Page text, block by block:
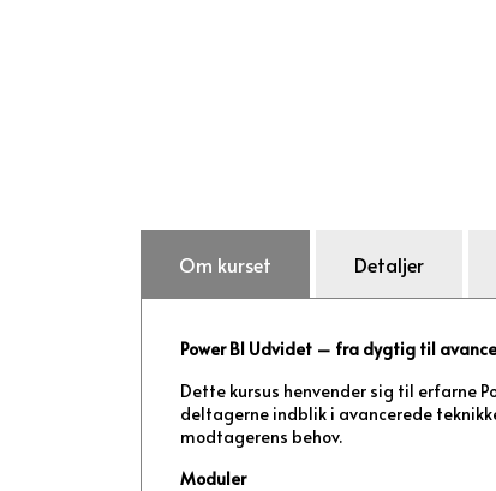
Om kurset Detaljer
Power BI Udvidet – fra dygtig til
Dette kursus henvender sig til erfarne
deltagerne indblik i avancerede
modtagerens behov.
Moduler